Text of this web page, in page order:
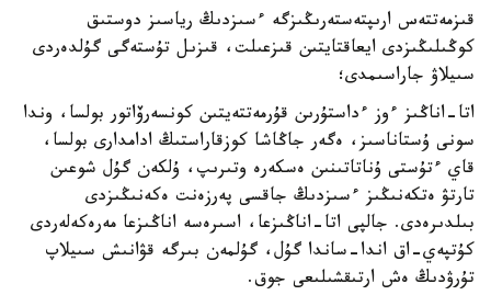
قىزمەتتەس ارىپتەستەرىڭىزگە ءسىزدىڭ رياسىز دوستىق
كوڭىلىڭىزدى ايعاقتايتىن قىزعىلت، قىزىل تۇستەگى گۇلدەردى
سىيلاۋ جاراسىمدى؛
اتا-اناڭىز ءوز ءداستۇرىن قۇرمەتتەيتىن كونسەرۆاتور بولسا، وندا
سونى ۇستاناسىز، ەگەر جاڭاشا كوزقاراستىڭ ادامدارى بولسا،
قاي ءتۇستى ۇناتاتىنىن ەسكەرە وتىرىپ، ۇلكەن گۇل شوعىن
تارتۋ ەتكەنىڭىز ءسىزدىڭ جاقسى پەرزەنت ەكەنىڭىزدى
بىلدىرەدى. جالپى اتا-اناڭىزعا، اسىرەسە اناڭىزعا مەرەكەلەردى
كۇتپەي-اق اندا-ساندا گۇل، گۇلمەن بىرگە قۋانىش سىيلاپ
تۇرۋدىڭ ەش ارتىقشىلىعى جوق.